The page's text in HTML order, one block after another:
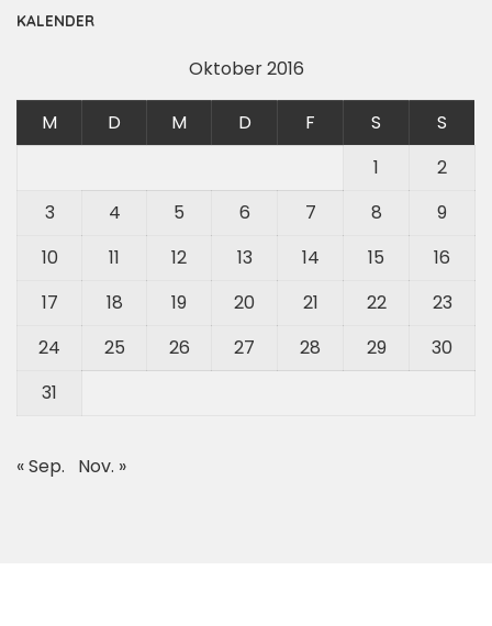
KALENDER
Oktober 2016
M D M D F S
S
1
2
3
4 5 6 7 8
9
10
11 12 13 14 15
16
17
18 19 20 21 22
23
24
25 26 27 28 29
30
31
« Sep. Nov. »